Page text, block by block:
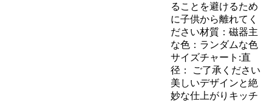
ることを避けるため
に子供から離れてく
ださい材質：磁器主
な色：ランダムな色
サイズチャート:直
径： ご了承ください
美しいデザインと絶
妙な仕上がりキッチ